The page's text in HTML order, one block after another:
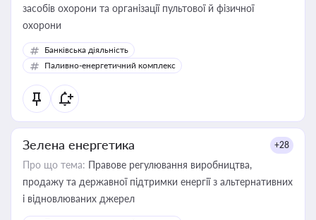
засобів охорони та організації пультової й фізичної
охорони
Банківська діяльність
Паливно-енергетичний комплекс
Зелена енергетика +28
Про що тема: Правове регулювання виробництва,
продажу та державної підтримки енергії з альтернативних
і відновлюваних джерел